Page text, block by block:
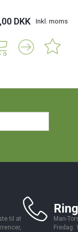
DKK Inkl. moms
til at
Man-
Fredag: